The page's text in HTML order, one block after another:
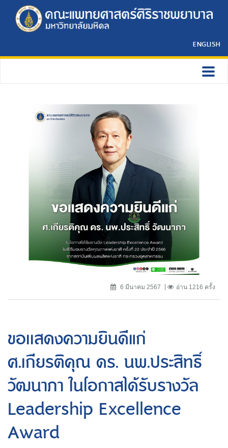
ENGLISH
6 มีนาคม 2567 อ่าน 1216 ครั้ง
ขอเเสดงความยินดีแก่
ศ.เกียรติคุณ ดร. นพ.ประสิทธิ์
วัฒนาภา ในโอกาสได้รับรางวัล
Leadership Excellence
Award